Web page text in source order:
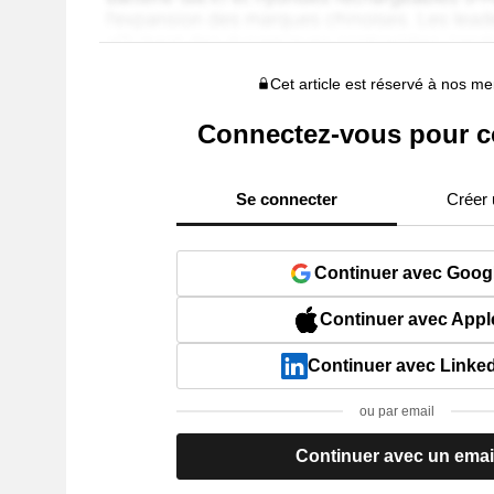
Cet article est réservé à nos
Connectez-vous pour
Se connecter Créer
Continuer avec
Continuer avec
Continuer avec
ou par email
Continuer avec un email